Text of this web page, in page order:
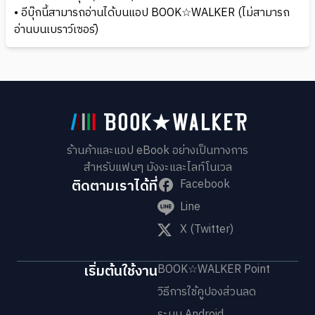
• อีบุ๊กนี้สามารถอ่านได้บนแอป BOOK☆WALKER (ไม่สามารถ
อ่านบนเบราว์เซอร์)
ร้านค้าและแอป eBook อย่างเป็นทางการ
สำหรับแฟนๆ มังงะและไลท์โนเวล
ติดตามเราได้ที่
Facebook
Line
X (Twitter)
เริ่มต้นใช้งานBOOK☆WALKER Point
วิธีการใช้คูปองส่วนลด